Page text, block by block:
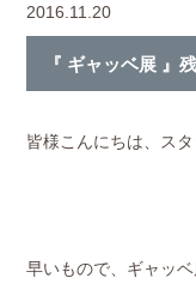
2016.11.20
『 ギャッベ展 』
皆様こんにちは、ス
早いもので、ギャッ